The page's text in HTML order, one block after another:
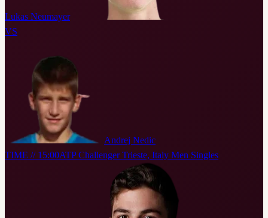
Lukas Neumayer
VS
Andrej Nedic
TIME // 15:00ATP Challenger Trieste, Italy Men Singles